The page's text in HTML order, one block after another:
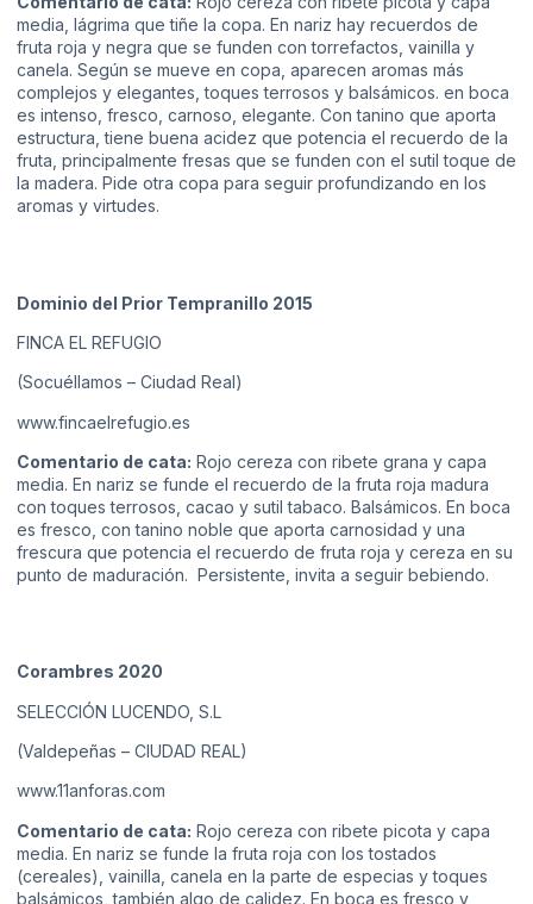
media, lágrima que tiñe la copa. En nariz hay recuerdos de
fruta roja y negra que se funden con torrefactos, vainilla y
canela. Según se mueve en copa, aparecen aromas más
complejos y elegantes, toques terrosos y balsámicos. en boca
es intenso, fresco, carnoso, elegante. Con tanino que aporta
estructura, tiene buena acidez que potencia el recuerdo de la
fruta, principalmente fresas que se funden con el sutil toque de
la madera. Pide otra copa para seguir profundizando en los
aromas y virtudes.
Dominio del Prior Tempranillo 2015
FINCA EL REFUGIO
(Socuéllamos – Ciudad Real)
www.fincaelrefugio.es
Comentario de cata: Rojo cereza con ribete grana y capa
media. En nariz se funde el recuerdo de la fruta roja madura
con toques terrosos, cacao y sutil tabaco. Balsámicos. En boca
es fresco, con tanino noble que aporta carnosidad y una
frescura que potencia el recuerdo de fruta roja y cereza en su
punto de maduración. Persistente, invita a seguir bebiendo.
Corambres 2020
SELECCIÓN LUCENDO, S.L
(Valdepeñas – CIUDAD REAL)
www.11anforas.com
Comentario de cata: Rojo cereza con ribete picota y capa
media. En nariz se funde la fruta roja con los tostados
(cereales), vainilla, canela en la parte de especias y toques
balsámicos, también algo de calidez. En boca es fresco y